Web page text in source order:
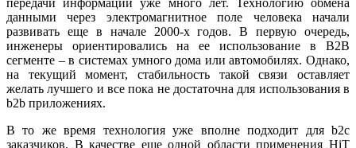
данными через электромагнитное поле человека начали
развивать еще в начале 2000-х годов. В первую очередь,
инженеры ориентировались на ее использование в B2B
сегменте – в системах умного дома или автомобилях. Однако,
на текущий момент, стабильность такой связи оставляет
желать лучшего и все пока не достаточна для использования в
b2b приложениях.
В то же время технология уже вполне подходит для b2c
заказчиков. В качестве еще одной области применения HiT